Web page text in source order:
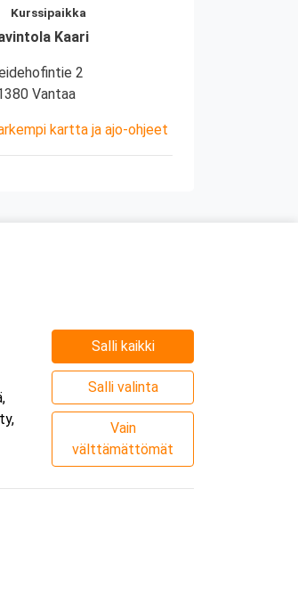
Kurssipaikka
Kaari
2
Vantaa
kartta ja ajo-ohjeet
Salli kaikki
Salli valinta
Vain
välttämättömät